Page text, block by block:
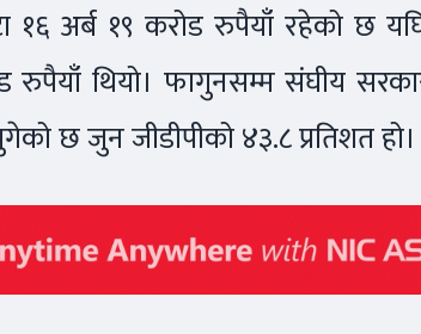
१६ अर्ब १९ करोड रुपैयाँ रहेको छ
रुपैयाँ थियो। फागुनसम्म संघीय
छ जुन जीडीपीको ४३.८ प्रतिशत हो।